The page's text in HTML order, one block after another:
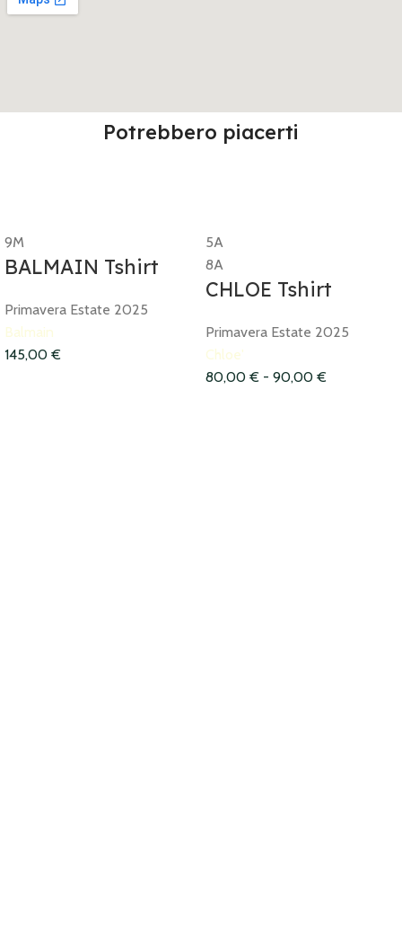
Potrebbero piacerti
9M
BALMAIN Tshirt
Primavera Estate 2025
Balmain
145,00 €
5A
8A
CHLOE Tshirt
Primavera Estate 2025
Chloe'
80,00 € - 90,00 €